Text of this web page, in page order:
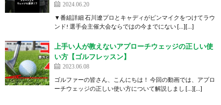
2024.06.20
▼番組詳細 石川遼プロとキャディがピンマイクをつけてラウ
ンド! 選手会主催大会ならではの今までにない […][…]
上手い人が教えないアプローチウェッジの正しい使
い方【ゴルフレッスン】
2023.06.08
ゴルファーの皆さん、こんにちは！ 今回の動画では、アプロ
ーチウェッジの正しい使い方について解説しまし […][…]